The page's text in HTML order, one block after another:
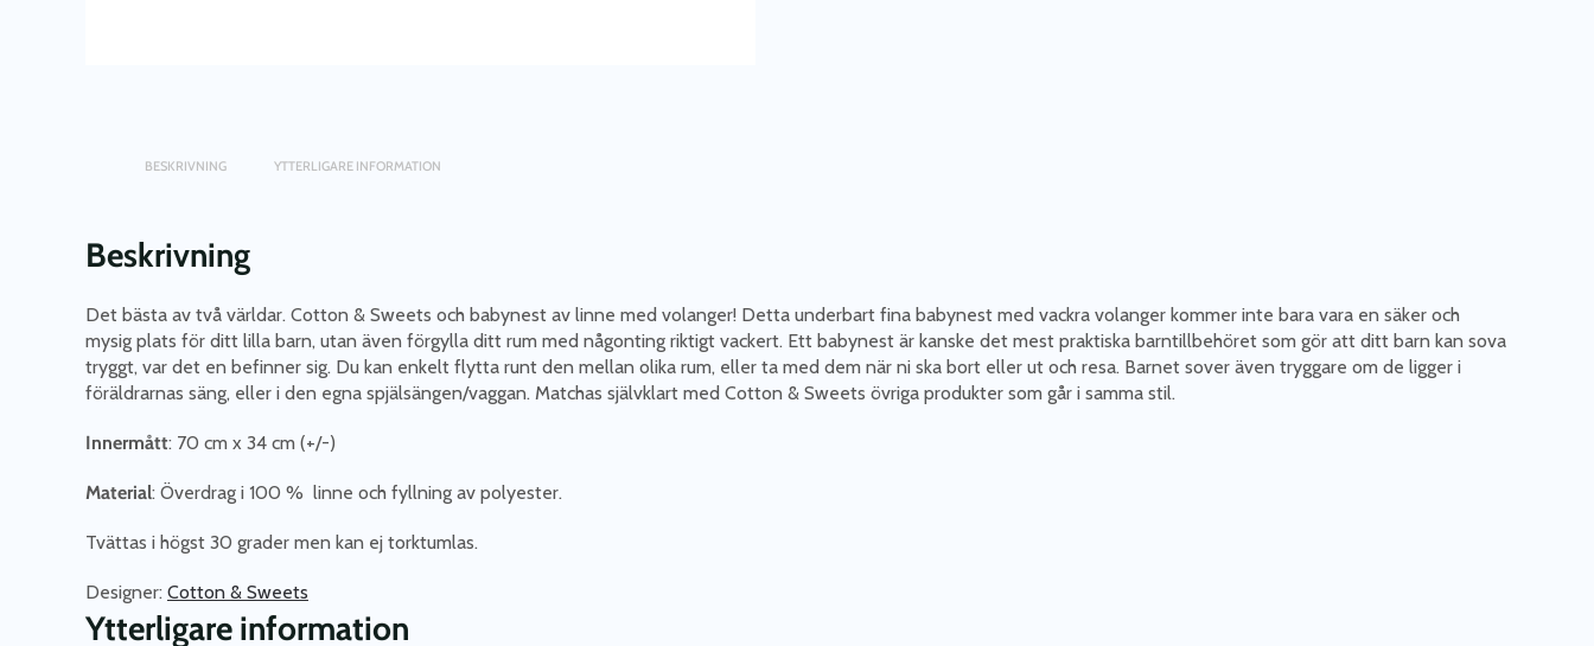
BESKRIVNING YTTERLIGARE INFORMATION
Beskrivning
Det bästa av två världar. Cotton & Sweets och babynest av linne med volanger! Detta underbart fina babynest med vackra volanger kommer inte bara vara en säker och
mysig plats för ditt lilla barn, utan även förgylla ditt rum med någonting riktigt vackert. Ett babynest är kanske det mest praktiska barntillbehöret som gör att ditt barn kan sova
tryggt, var det en befinner sig. Du kan enkelt flytta runt den mellan olika rum, eller ta med dem när ni ska bort eller ut och resa. Barnet sover även tryggare om de ligger i
föräldrarnas säng, eller i den egna spjälsängen/vaggan. Matchas självklart med Cotton & Sweets övriga produkter som går i samma stil.
Innermått: 70 cm x 34 cm (+/-)
Material: Överdrag i 100 % linne och fyllning av polyester.
Tvättas i högst 30 grader men kan ej torktumlas.
Designer: Cotton & Sweets
Ytterligare information